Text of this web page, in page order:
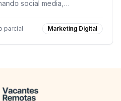
social media,
parcial Marketing Digital